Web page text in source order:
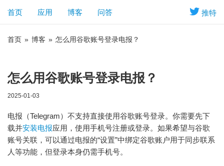
推特
首页 应用 博客 问答
首页 » 博客 » 怎么用谷歌账号登录电报？
怎么用谷歌账号登录电报？
2025-01-03
电报（Telegram）不支持直接使用谷歌账号登录。你需要先下
载并安装电报应用，使用手机号注册或登录。如果希望与谷歌
账号关联，可以通过电报的“设置”中绑定谷歌账户用于同步联系
人等功能，但登录本身仍需手机号。